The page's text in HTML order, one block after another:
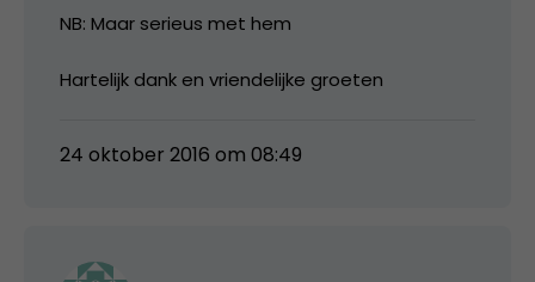
NB: Maar serieus met hem
Hartelijk dank en vriendelijke groeten
24 oktober 2016 om 08:49